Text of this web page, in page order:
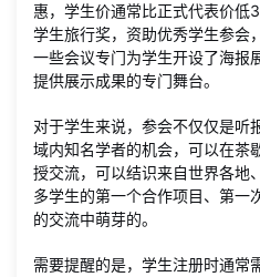
惠，学生价通常比正式代表价低
学生旅行奖，资助优秀学生参会
一些会议专门为学生开设了海报
提供展示成果的专门舞台。
对于学生来说，参会不仅仅是听
域内知名学者的机会，可以在茶
授交流，可以结识来自世界各地
多学生的第一个合作项目、第一
的交流中萌芽的。
需要提醒的是，学生注册时通常